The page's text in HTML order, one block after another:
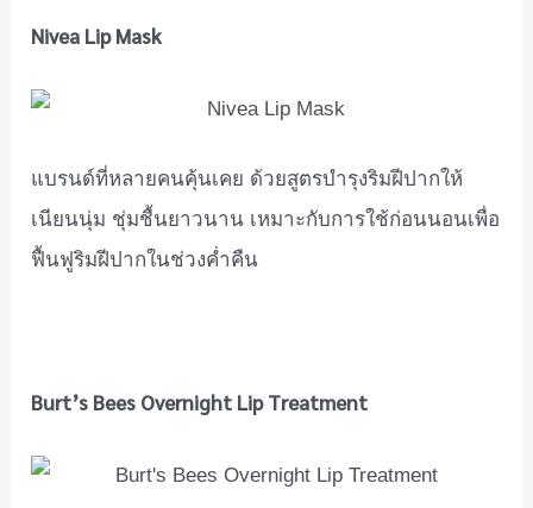
Nivea Lip Mask
แบรนด์ที่หลายคนคุ้นเคย ด้วยสูตรบำรุงริมฝีปากให้
เนียนนุ่ม ชุ่มชื้นยาวนาน เหมาะกับการใช้ก่อนนอนเพื่อ
ฟื้นฟูริมฝีปากในช่วงค่ำคืน
Burt’s Bees Overnight Lip Treatment